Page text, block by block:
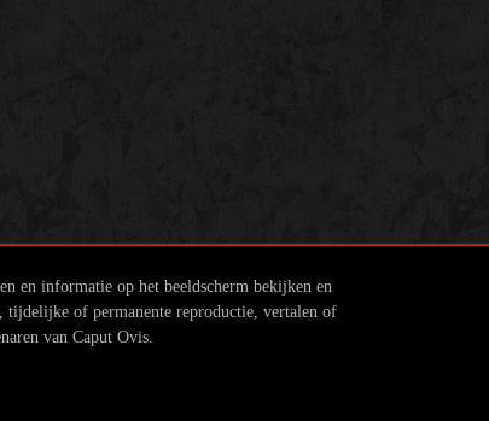
en informatie op het beeldscherm bekijken en
tijdelijke of permanente reproductie, vertalen of
van Caput Ovis.